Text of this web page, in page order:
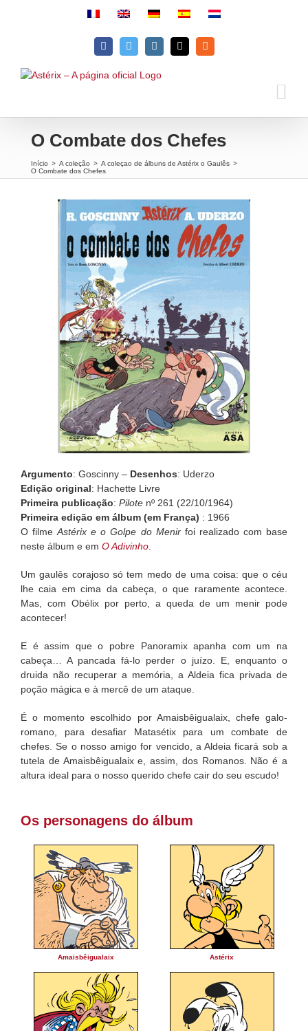
FacebookTwitterInstagramEmailRss
O Combate dos Chefes
Início > A coleção > A coleçao de álbuns de Astérix o Gaulês >
O Combate dos Chefes
Argumento: Goscinny – Desenhos: Uderzo
Edição original: Hachette Livre
Primeira publicação: Pilote nº 261 (22/10/1964)
Primeira edição em álbum (em França) : 1966
O filmeAstérix e o Golpe do Menir foi realizado com base
neste álbum e em O Adivinho
Um gaulês corajoso só tem medo de uma coisa: que o céu
lhe caia em cima da cabeça, o que raramente acontece.
Mas, com Obélix por perto, a queda de um menir pode
acontecer!
E é assim que o pobre Panoramix apanha com um na
cabeça… A pancada fá-lo perder o juízo. E, enquanto o
druida não recuperar a memória, a Aldeia fica privada de
poção mágica e à mercê de um ataque.
É o momento escolhido por Amaisbêigualaix, chefe galo-
romano, para desafiar Matasétix para um combate de
chefes. Se o nosso amigo for vencido, a Aldeia ficará sob a
tutela de Amaisbêigualaix e, assim, dos Romanos. Não é a
altura ideal para o nosso querido chefe cair do seu escudo!
Os personagens do álbum
Amaisbêigualaix Astérix